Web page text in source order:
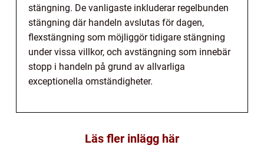
stängning. De vanligaste inkluderar regelbunden
stängning där handeln avslutas för dagen,
flexstängning som möjliggör tidigare stängning
under vissa villkor, och avstängning som innebär
stopp i handeln på grund av allvarliga
exceptionella omständigheter.
Läs fler inlägg här